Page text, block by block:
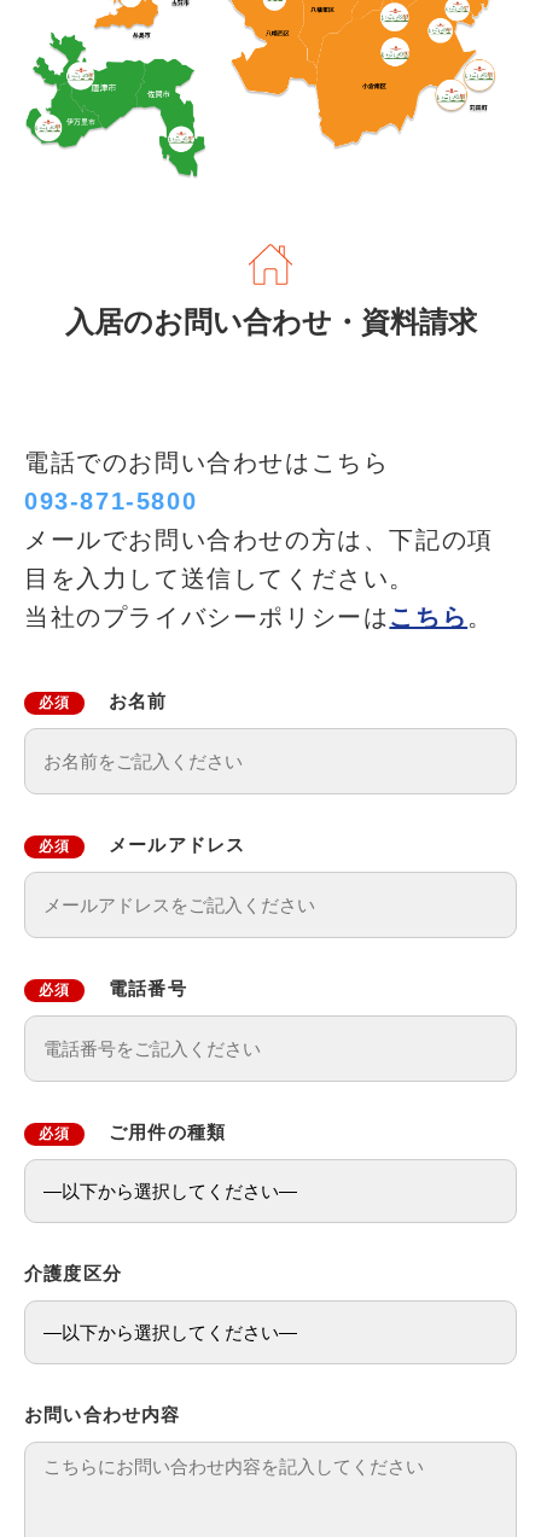
入居のお問い合わせ・資料請求
電話でのお問い合わせはこちら
093-871-5800
メールでお問い合わせの方は、下記の項
目を入力して送信してください。
当社のプライバシーポリシーは こちら 。
必須 お名前
必須 メールアドレス
必須 電話番号
必須 ご用件の種類
介護度区分
お問い合わせ内容